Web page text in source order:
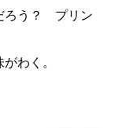
ろう？ プリン
わく。